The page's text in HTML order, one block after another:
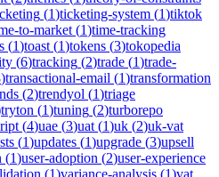
(1)ticketing-system (1)tiktok
to-market (1)time-tracking
(1)toast (1)tokens (3)tokopedia
(6)tracking (2)trade (1)trade-
)transactional-email (1)transformation
(2)trendyol (1)triage
tryton (1)tuning (2)turborepo
(4)uae (3)uat (1)uk (2)uk-vat
(1)updates (1)upgrade (3)upsell
(1)user-adoption (2)user-experience
(1)variance-analysis (1)vat